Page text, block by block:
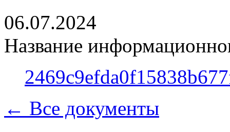
06.07.2024
Название
← Все документы